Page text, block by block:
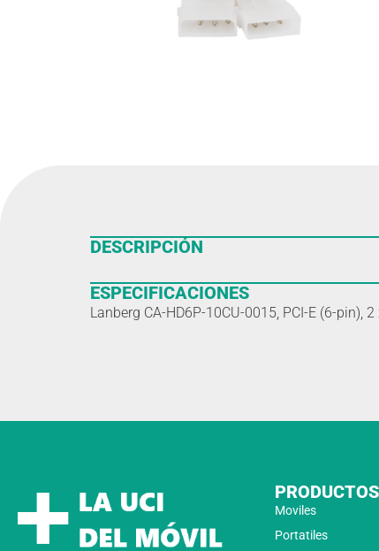
DESCRIPCIÓN
ESPECIFICACIONES
Lanberg CA-HD6P-10CU-0015, PCI-E (6-pin),
PRODUCTOS
Moviles
Portatiles